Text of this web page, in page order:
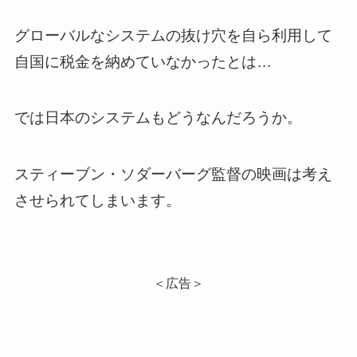
グローバルなシステムの抜け穴を自ら利用して
自国に税金を納めていなかったとは…
では日本のシステムもどうなんだろうか。
スティーブン・ソダーバーグ監督の映画は考え
させられてしまいます。
＜広告＞